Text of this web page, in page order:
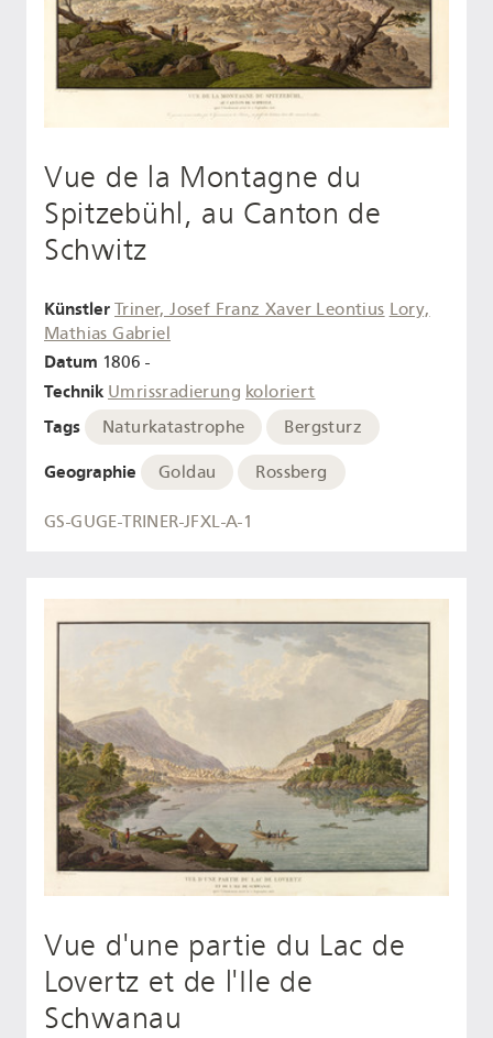
Vue de la Montagne du
Spitzebühl, au Canton de
Schwitz
Künstler Triner, Josef Franz Xaver Leontius Lory,
Mathias Gabriel
Datum 1806 -
Technik Umrissradierung koloriert
Tags Naturkatastrophe Bergsturz
Geographie Goldau Rossberg
GS-GUGE-TRINER-JFXL-A-1
Vue d'une partie du Lac de
Lovertz et de l'Ile de
Schwanau